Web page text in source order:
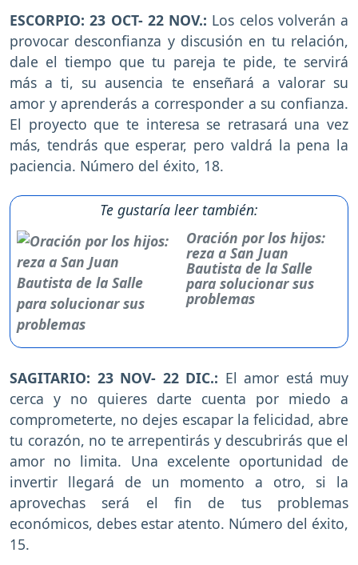
ESCORPIO: 23 OCT- 22 NOV.: Los celos volverán a
provocar desconfianza y discusión en tu relación,
dale el tiempo que tu pareja te pide, te servirá
más a ti, su ausencia te enseñará a valorar su
amor y aprenderás a corresponder a su confianza.
El proyecto que te interesa se retrasará una vez
más, tendrás que esperar, pero valdrá la pena la
paciencia. Número del éxito, 18.
Te gustaría leer también:
Oración por los hijos:
reza a San Juan
Bautista de la Salle
para solucionar sus
problemas
SAGITARIO: 23 NOV- 22 DIC.: El amor está muy
cerca y no quieres darte cuenta por miedo a
comprometerte, no dejes escapar la felicidad, abre
tu corazón, no te arrepentirás y descubrirás que el
amor no limita. Una excelente oportunidad de
invertir llegará de un momento a otro, si la
aprovechas será el fin de tus problemas
económicos, debes estar atento. Número del éxito,
15.